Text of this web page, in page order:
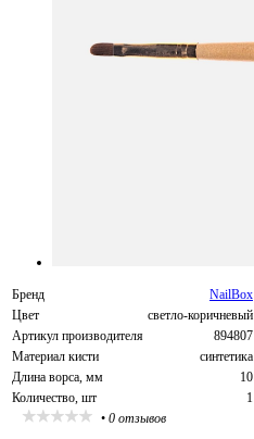
Бренд
NailBox
Цвет
светло-коричневый
Артикул производителя
894807
Материал кисти
синтетика
Длина ворса, мм
10
Количество, шт
1
• 0 отзывов